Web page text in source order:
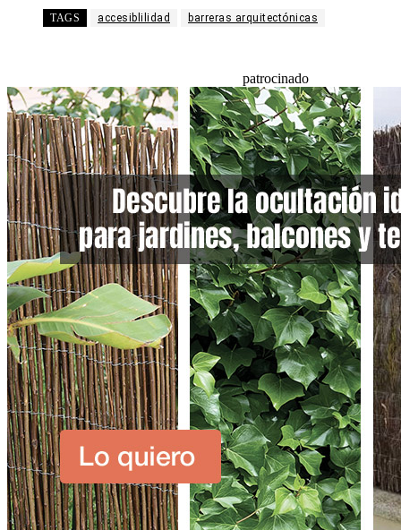
TAGS accesiblilidad barreras arquitectónicas
patrocinado